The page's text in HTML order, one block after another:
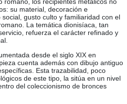
romano, los recipientes metálicos no
su material, decoración e
gusto culto y familiaridad con el
La temática dionisíaca, tan
refuerza el carácter refinado y
desde el siglo XIX en
cuenta además con dibujo antiguo
Esta trazabilidad, poco
de este tipo, la sitúa en un nivel
del coleccionismo de bronces